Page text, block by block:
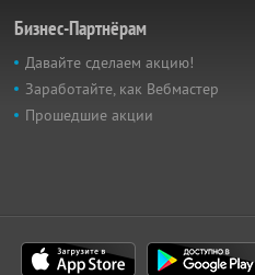
Бизнес-Партнёрам
Давайте сделаем акцию!
Заработайте, как Вебмастер
Прошедшие акции